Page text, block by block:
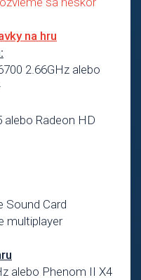
na hru
2.66GHz alebo
alebo Radeon HD
Sound Card
multiplayer
alebo Phenom II X4